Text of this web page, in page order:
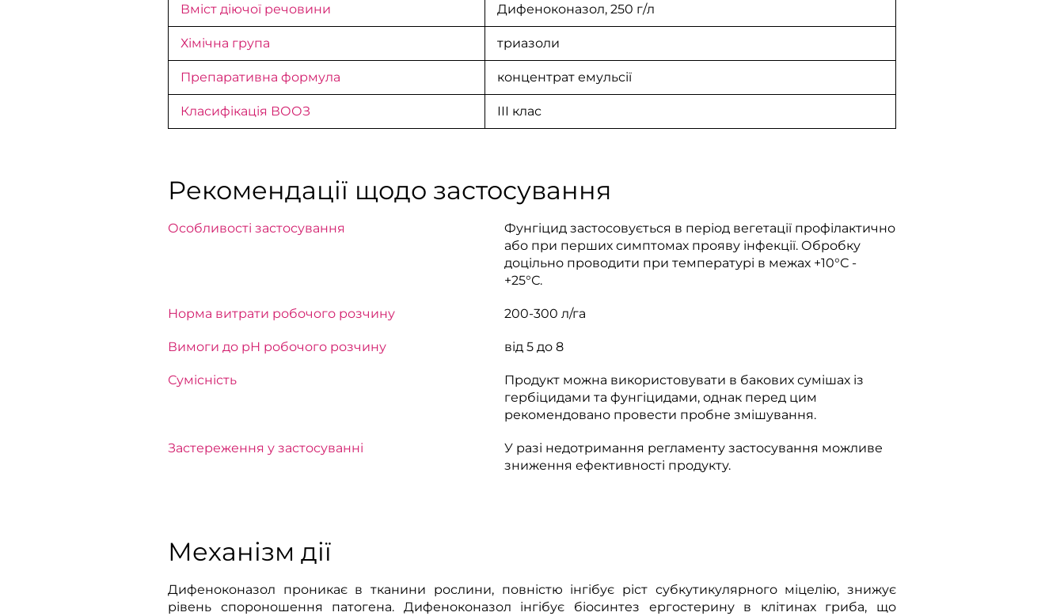
Вміст діючої речовини Дифеноконазол, 250 г/л
Хімічна група триазоли
Препаративна формула концентрат емульсії
Класифікація ВООЗ ІІІ клас
Рекомендації щодо застосування
Особливості застосування
Фунгіцид застосовується в період вегетації профілактично
або при перших симптомах прояву інфекції. Обробку
доцільно проводити при температурі в межах +10°С -
+25°С.
Норма витрати робочого розчину 200-300 л/га
Вимоги до рН робочого розчину від 5 до 8
Сумісність
Продукт можна використовувати в бакових сумішах із
гербіцидами та фунгіцидами, однак перед цим
рекомендовано провести пробне змішування.
Застереження у застосуванні
У разі недотримання регламенту застосування можливе
зниження ефективності продукту.
Механізм дії
Дифеноконазол проникає в тканини рослини, повністю інгібує ріст субкутикулярного міцелію, знижує
рівень спороношення патогена. Дифеноконазол інгібує біосинтез ергостерину в клітинах гриба, що